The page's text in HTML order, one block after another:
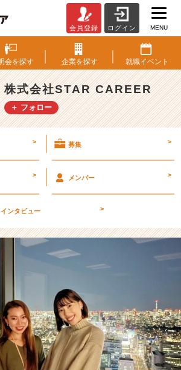
E
W
人
事
チ
ー
会
T
A
C
E
R
の
タ
イ
ム
会員登録 ログイン MENU
会を探す 企業を探す 就職イベント
株式会社STAR CAREER
＋ フォロー
> 募集 >
> メンバー >
インタビュー >